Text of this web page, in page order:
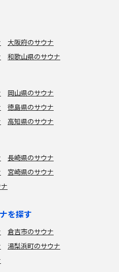
大阪府のサウナ
和歌山県のサウナ
岡山県のサウナ
徳島県のサウナ
高知県のサウナ
長崎県のサウナ
宮崎県のサウナ
を探す
倉吉市のサウナ
湯梨浜町のサウナ